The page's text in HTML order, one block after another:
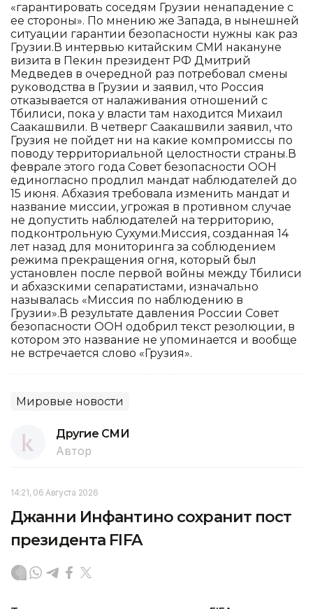
«гарантировать соседям Грузии ненападение с
ее стороны». По мнению же Запада, в нынешней
ситуации гарантии безопасности нужны как раз
Грузии.В интервью китайским СМИ накануне
визита в Пекин президент РФ Дмитрий
Медведев в очередной раз потребовал смены
руководства в Грузии и заявил, что Россия
отказывается от налаживания отношений с
Тбилиси, пока у власти там находится Михаил
Саакашвили. В четверг Саакашвили заявил, что
Грузия не пойдет ни на какие компромиссы по
поводу территориальной целостности страны.В
феврале этого года Совет безопасности ООН
единогласно продлил мандат наблюдателей до
15 июня. Абхазия требовала изменить мандат и
название миссии, угрожая в противном случае
не допустить наблюдателей на территорию,
подконтрольную Сухуми.Миссия, созданная 14
лет назад для мониторинга за соблюдением
режима прекращения огня, который был
установлен после первой войны между Тбилиси
и абхазскими сепаратистами, изначально
называлась «Миссия по наблюдению в
Грузии».В результате давления России Совет
безопасности ООН одобрил текст резолюции, в
котором это название не упоминается и вообще
не встречается слово «Грузия».
Мировые новости
Другие СМИ
Автор
14:21, 06 Августа 2026
Джанни Инфантино сохранит пост
президента FIFA